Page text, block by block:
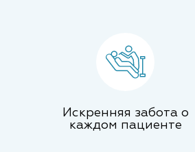
Искренняя забота о
каждом пациенте